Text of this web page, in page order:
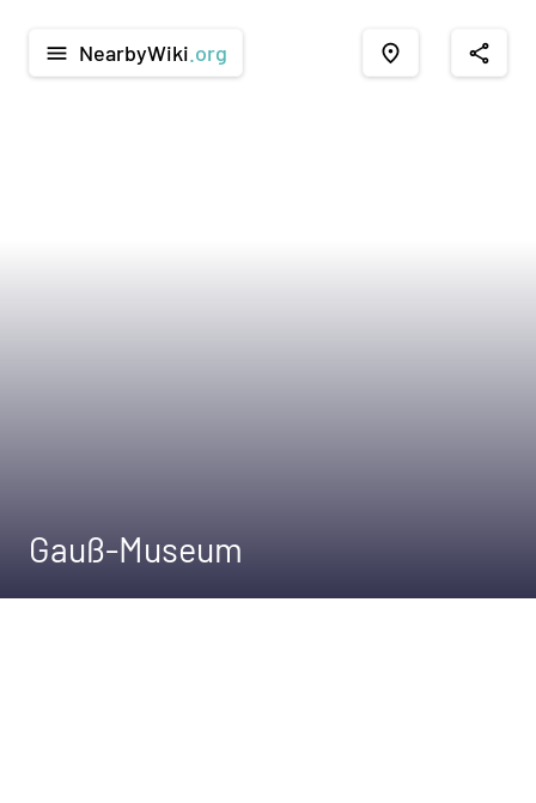
menu NearbyWiki .org place share
Gauß-Museum